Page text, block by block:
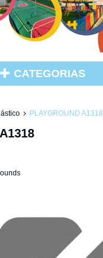
CATEGORIAS
PLAYGROUND A1318